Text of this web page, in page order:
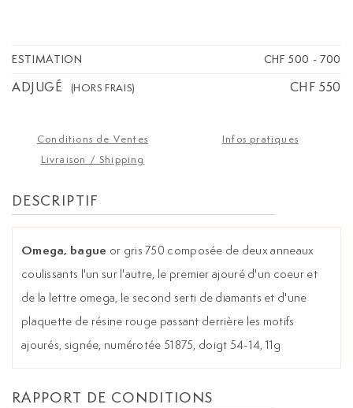
ESTIMATION CHF 500 - 700
ADJUGÉ (HORS FRAIS) CHF 550
Conditions de Ventes
Infos pratiques
Livraison / Shipping
DESCRIPTIF
Omega, bague or gris 750 composée de deux anneaux
coulissants l'un sur l'autre, le premier ajouré d'un coeur et
de la lettre omega, le second serti de diamants et d'une
plaquette de résine rouge passant derrière les motifs
ajourés, signée, numérotée 51875, doigt 54-14, 11g
RAPPORT DE CONDITIONS